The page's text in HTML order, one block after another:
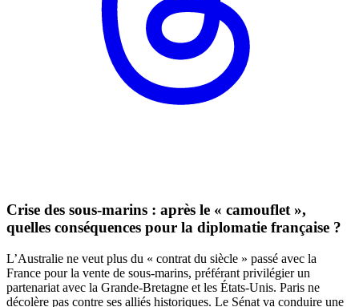
Crise des sous-marins : après le « camouflet »,
quelles conséquences pour la diplomatie française ?
L’Australie ne veut plus du « contrat du siècle » passé avec la
France pour la vente de sous-marins, préférant privilégier un
partenariat avec la Grande-Bretagne et les États-Unis. Paris ne
décolère pas contre ses alliés historiques. Le Sénat va conduire une